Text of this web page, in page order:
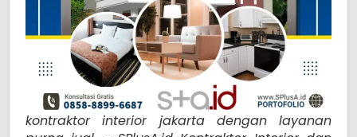
kontraktor interior jakarta dengan layanan